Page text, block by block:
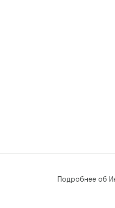
Подробнее об